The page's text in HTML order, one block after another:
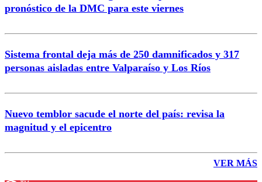
pronóstico de la DMC para este viernes
Sistema frontal deja más de 250 damnificados y 317
personas aisladas entre Valparaíso y Los Ríos
Nuevo temblor sacude el norte del país: revisa la
magnitud y el epicentro
VER MÁS